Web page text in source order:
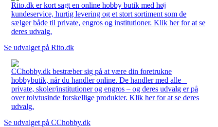
Rito.dk er kort sagt en online hobby butik med høj
kundeservice, hurtig levering og et stort sortiment som de
sælger både til private, engros og institutioner. Klik her for at se
deres udvalg.
Se udvalget på Rito.dk
CChobby.dk bestræber sig på at være din foretrukne
hobbybutik, når du handler online. De handler med alle –
private, skoler/institutioner og engros – og deres udvalg er på
over tolvtusinde forskellige produkter. Klik her for at se deres
udvalg.
Se udvalget på CChobby.dk